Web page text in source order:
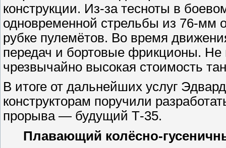
конструкции. Из-за тесноты в
одновременной стрельбы из 76-мм
рубке пулемётов. Во время
передач и бортовые фрикционы.
чрезвычайно высокая стоимость
В итоге от дальнейших услуг
конструкторам поручили
прорыва — будущий Т-35.
Плавающий колёсно-